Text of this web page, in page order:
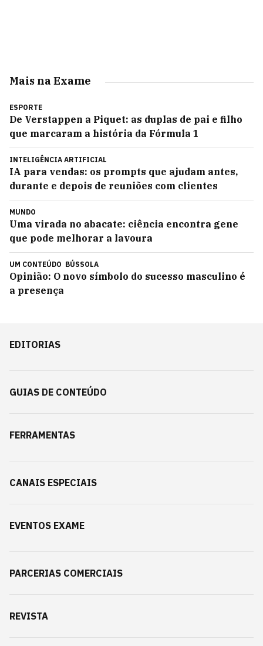
Mais na Exame
ESPORTE
De Verstappen a Piquet: as duplas de pai e filho
que marcaram a história da Fórmula 1
INTELIGÊNCIA ARTIFICIAL
IA para vendas: os prompts que ajudam antes,
durante e depois de reuniões com clientes
MUNDO
Uma virada no abacate: ciência encontra gene
que pode melhorar a lavoura
UM CONTEÚDO BÚSSOLA
Opinião: O novo símbolo do sucesso masculino é
a presença
EDITORIAS
GUIAS DE CONTEÚDO
FERRAMENTAS
CANAIS ESPECIAIS
EVENTOS EXAME
PARCERIAS COMERCIAIS
REVISTA